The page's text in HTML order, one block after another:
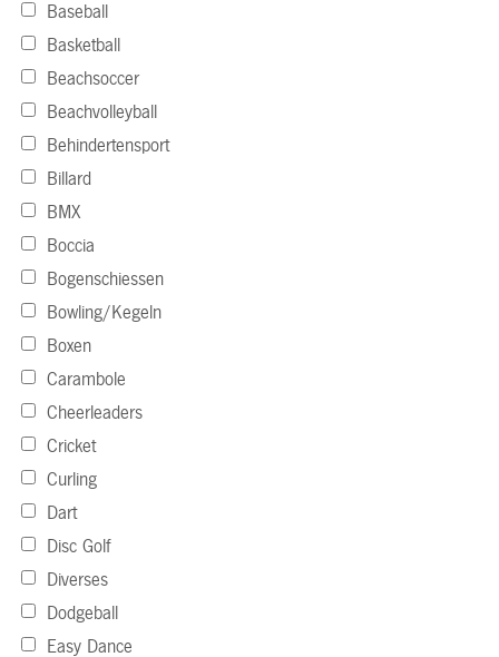
Baseball
Basketball
Beachsoccer
Beachvolleyball
Behindertensport
Billard
BMX
Boccia
Bogenschiessen
Bowling/Kegeln
Boxen
Carambole
Cheerleaders
Cricket
Curling
Dart
Disc Golf
Diverses
Dodgeball
Easy Dance